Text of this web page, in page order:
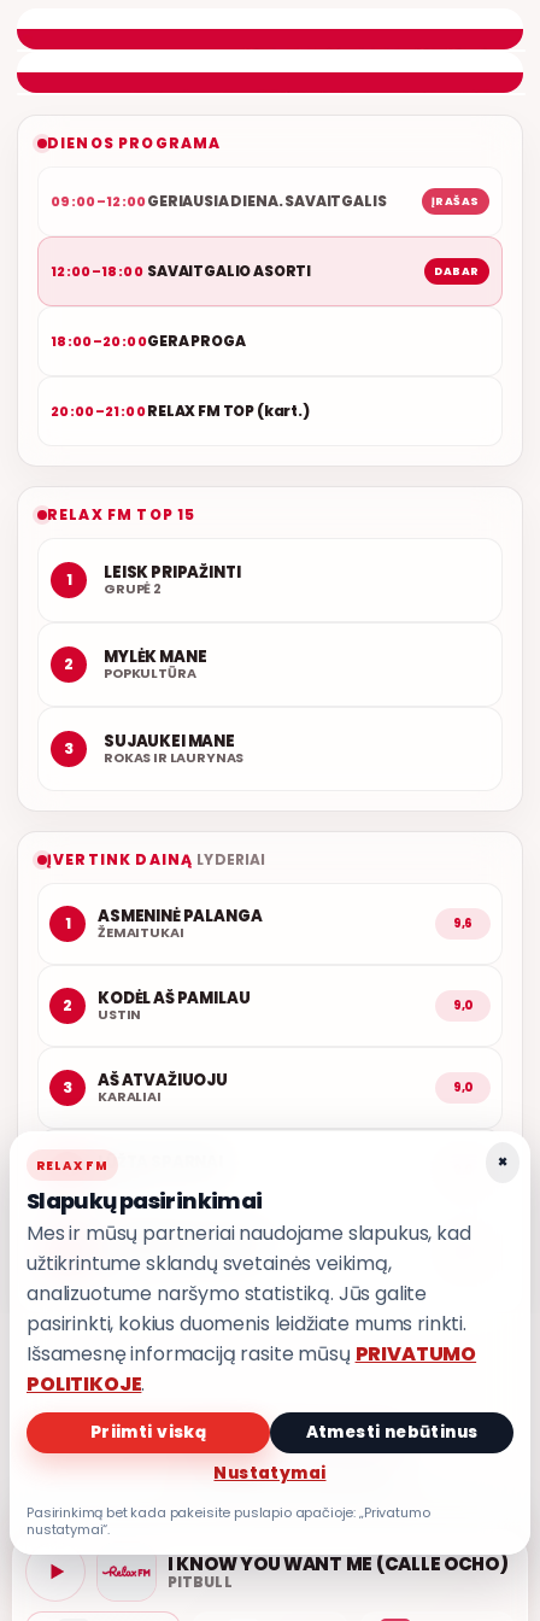
DIENOS PROGRAMA
09:00–12:00GERIAUSIA DIENA. SAVAITGALIS ĮRAŠAS
12:00–18:00 SAVAITGALIO ASORTI DABAR
18:00–20:00GERA PROGA
20:00–21:00RELAX FM TOP (kart.)
RELAX FM TOP 15
1 LEISK PRIPAŽINTI
GRUPĖ 2
2 MYLĖK MANE
POPKULTŪRA
3 SUJAUKEI MANE
ROKAS IR LAURYNAS
ĮVERTINK DAINĄ LYDERIAI
1 ASMENINĖ PALANGA
ŽEMAITUKAI 9,6
2 KODĖL AŠ PAMILAU
USTIN 9,0
3 AŠ ATVAŽIUOJU
KARALIAI 9,0
4 LŪŽTA SPARNAI
PASKUBĖK VAŽIUOTI
T3
PRIVATUMO POLITIKA
Privatumo nustatymai
I KNOW YOU WANT ME (CALLE OCHO)
PITBULL
×
RELAX FM
Slapukų pasirinkimai
Mes ir mūsų partneriai naudojame slapukus, kad
užtikrintume sklandų svetainės veikimą,
analizuotume naršymo statistiką. Jūs galite
pasirinkti, kokius duomenis leidžiate mums rinkti.
Išsamesnę informaciją rasite mūsų PRIVATUMO
POLITIKOJE.
Priimti viską
Atmesti nebūtinus
Nustatymai
Pasirinkimą bet kada pakeisite puslapio apačioje: „Privatumo
nustatymai“.